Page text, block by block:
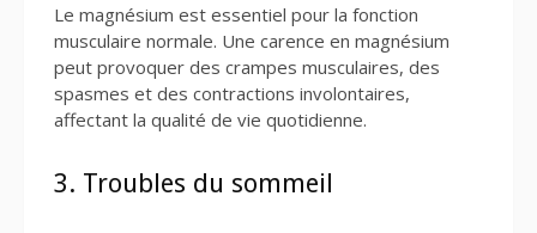
Le magnésium est essentiel pour la fonction
musculaire normale. Une carence en magnésium
peut provoquer des crampes musculaires, des
spasmes et des contractions involontaires,
affectant la qualité de vie quotidienne.
3. Troubles du sommeil